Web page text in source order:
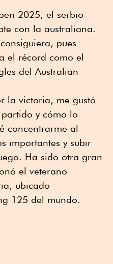
2025, el serbio
con la australiana.
pues
el récord como el
del Australian
la victoria, me gustó
y cómo lo
concentrarme al
importantes y subir
Ha sido otra gran
el veterano
ubicado
125 del mundo.